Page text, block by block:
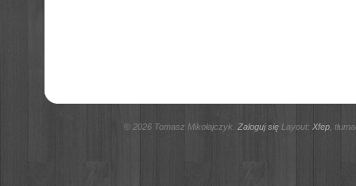
© 2026 Tomasz Mikołajczyk. Zaloguj sięLayout: Xfep,